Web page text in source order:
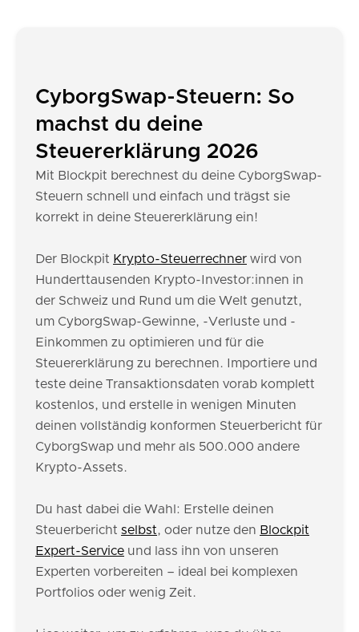
CyborgSwap-Steuern: So
machst du deine
Steuererklärung 2026
Mit Blockpit berechnest du deine CyborgSwap-
Steuern schnell und einfach und trägst sie
korrekt in deine Steuererklärung ein!
Der Blockpit Krypto-Steuerrechner wird von
Hunderttausenden Krypto-Investor:innen in
der Schweiz und Rund um die Welt genutzt,
um CyborgSwap-Gewinne, -Verluste und -
Einkommen zu optimieren und für die
Steuererklärung zu berechnen. Importiere und
teste deine Transaktionsdaten vorab komplett
kostenlos, und erstelle in wenigen Minuten
deinen vollständig konformen Steuerbericht für
CyborgSwap und mehr als 500.000 andere
Krypto-Assets.
Du hast dabei die Wahl: Erstelle deinen
Steuerbericht selbst, oder nutze den Blockpit
Expert-Service und lass ihn von unseren
Experten vorbereiten – ideal bei komplexen
Portfolios oder wenig Zeit.